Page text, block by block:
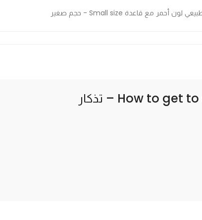
How to get to